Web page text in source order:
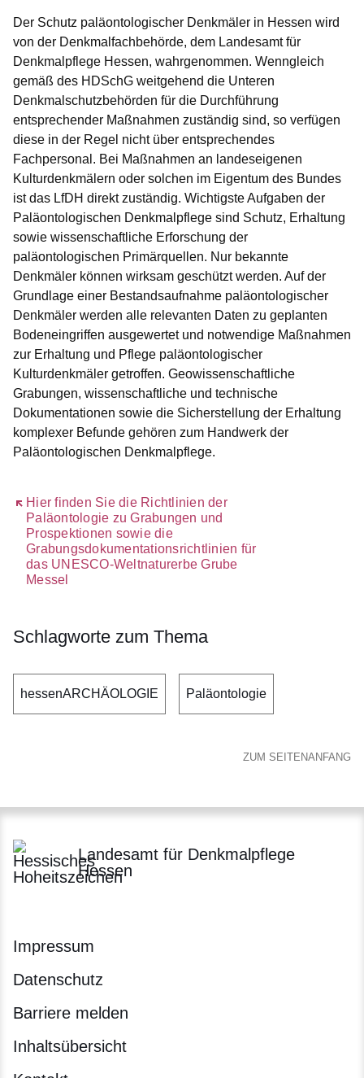
Der Schutz paläontologischer Denkmäler in Hessen wird
von der Denkmalfachbehörde, dem Landesamt für
Denkmalpflege Hessen, wahrgenommen. Wenngleich
gemäß des HDSchG weitgehend die Unteren
Denkmalschutzbehörden für die Durchführung
entsprechender Maßnahmen zuständig sind, so verfügen
diese in der Regel nicht über entsprechendes
Fachpersonal. Bei Maßnahmen an landeseigenen
Kulturdenkmälern oder solchen im Eigentum des Bundes
ist das LfDH direkt zuständig. Wichtigste Aufgaben der
Paläontologischen Denkmalpflege sind Schutz, Erhaltung
sowie wissenschaftliche Erforschung der
paläontologischen Primärquellen. Nur bekannte
Denkmäler können wirksam geschützt werden. Auf der
Grundlage einer Bestandsaufnahme paläontologischer
Denkmäler werden alle relevanten Daten zu geplanten
Bodeneingriffen ausgewertet und notwendige Maßnahmen
zur Erhaltung und Pflege paläontologischer
Kulturdenkmäler getroffen. Geowissenschaftliche
Grabungen, wissenschaftliche und technische
Dokumentationen sowie die Sicherstellung der Erhaltung
komplexer Befunde gehören zum Handwerk der
Paläontologischen Denkmalpflege.
Hier finden Sie die Richtlinien der
Paläontologie zu Grabungen und
Prospektionen sowie die
Grabungsdokumentationsrichtlinien für
das UNESCO-Weltnaturerbe Grube
Messel
Öffnet sich in einem neuen Fenster
Schlagworte zum Thema
hessenARCHÄOLOGIE Paläontologie
ZUM SEITENANFANG
Landesamt für Denkmalpflege
Hessen
Impressum
Datenschutz
Barriere melden
Inhaltsübersicht